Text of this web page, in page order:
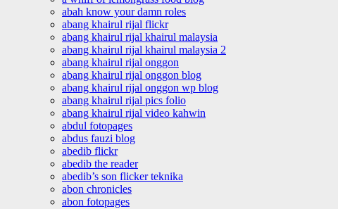
abah know your damn roles
abang khairul rijal flickr
abang khairul rijal khairul malaysia
abang khairul rijal khairul malaysia 2
abang khairul rijal onggon
abang khairul rijal onggon blog
abang khairul rijal onggon wp blog
abang khairul rijal pics folio
abang khairul rijal video kahwin
abdul fotopages
abdus fauzi blog
abedib flickr
abedib the reader
abedib’s son flicker teknika
abon chronicles
abon fotopages